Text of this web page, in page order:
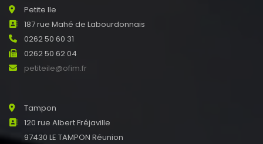
Petite Ile
187 rue Mahé de Labourdonnais
0262 50 60 31
0262 50 62 04
petiteile@ofim.fr
Tampon
120 rue Albert Fréjaville
97430 LE TAMPON Réunion